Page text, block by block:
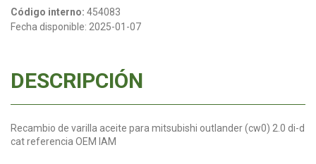
Código interno: 454083
Fecha disponible: 2025-01-07
DESCRIPCIÓN
Recambio de varilla aceite para mitsubishi outlander (cw0) 2.0 di-d
cat referencia OEM IAM